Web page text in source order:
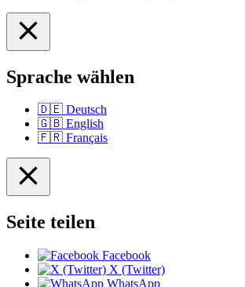
Sprache wählen
🇩🇪 Deutsch
🇬🇧 English
🇫🇷 Français
Seite teilen
Facebook
X (Twitter)
WhatsApp